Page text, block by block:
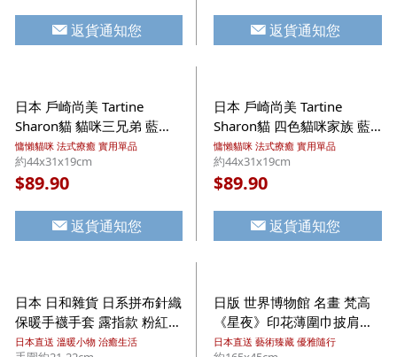
返貨通知您 返貨通知您
日本 戶崎尚美 Tartine
Sharon貓 貓咪三兄弟 藍色
Tote 百變收納環保購物袋
(611)【市集世界 - 日本市
集】
慵懶貓咪 法式療癒 實用單品
約44x31x19cm
$89.90
返貨通知您
日本 戶崎尚美 Tartine
Sharon貓 四色貓咪家族 藍
色 Tote 百變收納環保購物袋
(628)【市集世界 - 日本市
集】
慵懶貓咪 法式療癒 實用單品
約44x31x19cm
$89.90
返貨通知您
日本 日和雜貨 日系拼布針織
保暖手襪手套 露指款 粉紅色
防寒加厚絨毛內裡【市集世
日本直送 溫暖小物 治癒生活
日版 世界博物館 名畫 梵高
《星夜》印花薄圍巾披肩
(447)【市集世界 - 日本市
日本直送 藝術臻藏 優雅隨行